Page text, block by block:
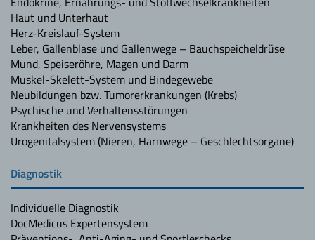
Haut und Unterhaut
Herz-Kreislauf-System
Leber, Gallenblase und Gallenwege – Bauchspeicheldrüse
Mund, Speiseröhre, Magen und Darm
Muskel-Skelett-System und Bindegewebe
Neubildungen bzw. Tumorerkrankungen (Krebs)
Psychische und Verhaltensstörungen
Krankheiten des Nervensystems
Urogenitalsystem (Nieren, Harnwege – Geschlechtsorgane)
Diagnostik
Individuelle Diagnostik
DocMedicus Expertensystem